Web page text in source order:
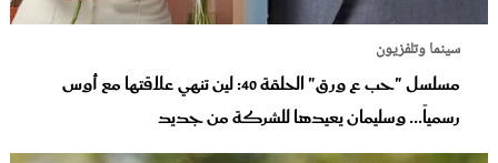
سينما وتلفزيون
مسلسل "حب ع ورق" الحلقة 40: لين تنهي علاقتها مع أوس
رسمياً... وسليمان يعيدها للشركة من جديد